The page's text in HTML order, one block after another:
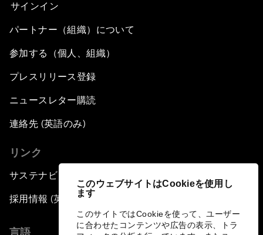
このウェブサイトはCookieを使用し
ます
このサイトではCookieを使って、ユーザー
に合わせたコンテンツや広告の表示、トラ
サインイン
パートナー（組織）について
参加する（個人、組織）
プレスリリース登録
ニュースレター購読
連絡先 (英語のみ)
リンク
サステナビリティへの取り組み
採用情報 (英語のみ)
言語